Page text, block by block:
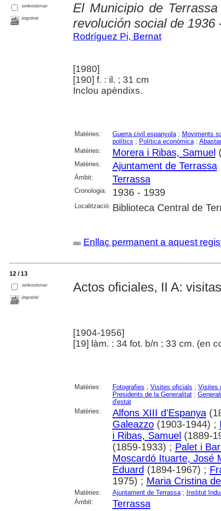
seleccionar
imprimir
El Municipio de
revolución social de 1936
Rodríguez Pi, Bernat
[1980]
[190] f. : il. ; 31 cm
Inclou apèndixs.
Matèries: Guerra civil espanyola; Moviments
polítics ; Política econòmica;
Matèries:
Morera i Ribas, Samuel
Matèries: Ajuntament de Terrassa
Àmbit: Terrassa
Cronologia: 1936 - 1939
Localització: Biblioteca Central de
Enllaç permanent a aquest
12 / 13
seleccionar
imprimir
Actos oficiales, II A:
[1904-1956]
[19] làm. : 34 fot. b/n ; 33 cm. (en
Matèries: Fotografies ; Visites oficials ; Visites
Presidents de la Generalitat;
d'estat
Matèries:
Alfons XIII d'Espanya
Galeazzo(1903-1944) ;
i Ribas, Samuel (1889-
(1859-1933) ; Palet i
Moscardó Ituarte, José
Eduard (1894-1967) ;
1975) ; Maria Cristina
Matèries: Ajuntament de Terrassa; Institut
Àmbit:
Terrassa